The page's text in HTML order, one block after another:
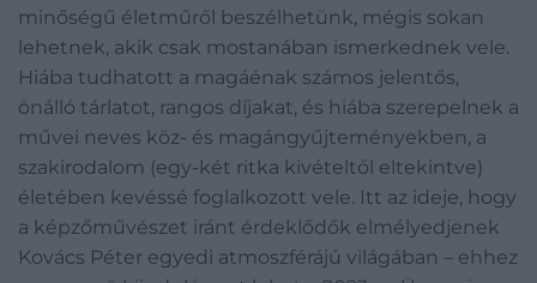
minőségű életműről beszélhetünk, mégis sokan
lehetnek, akik csak mostanában ismerkednek vele.
Hiába tudhatott a magáénak számos jelentős,
önálló tárlatot, rangos díjakat, és hiába szerepelnek a
művei neves köz- és magángyűjteményekben, a
szakirodalom (egy-két ritka kivételtől eltekintve)
életében kevéssé foglalkozott vele. Itt az ideje, hogy
a képzőművészet iránt érdeklődők elmélyedjenek
Kovács Péter egyedi atmoszférájú világában – ehhez